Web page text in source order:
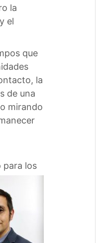
la
el
que
la
de una
mirando
para los